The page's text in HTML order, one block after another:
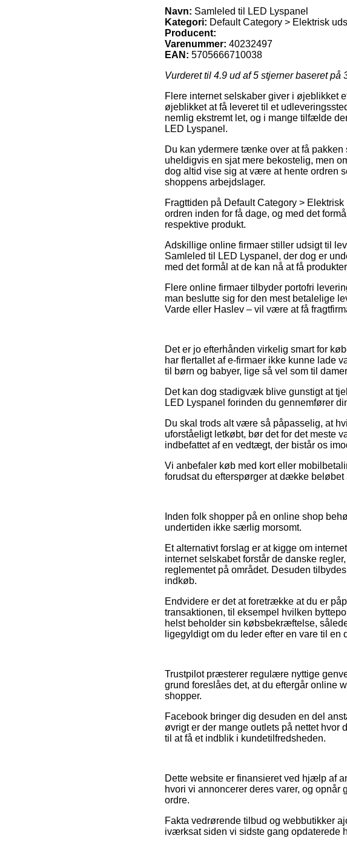
Navn: Samleled til LED Lyspanel
Kategori: Default Category > Elektrisk
Producent:
Varenummer: 40232497
EAN: 5705666710038
Vurderet til 4.9 ud af 5 stjerner baseret på
Flere internet selskaber giver i øjeblikket
øjeblikket at få leveret til et
nemlig ekstremt let, og i mange tilfælde
LED Lyspanel.
Du kan ydermere tænke over at få
uheldigvis en sjat mere bekostelig, men
dog altid vise sig at være at hente ordren
shoppens arbejdslager.
Fragttiden på Default Category >
ordren inden for få dage, og med det
respektive produkt.
Adskillige online firmaer stiller udsigt til
Samleled til LED Lyspanel, der dog er
med det formål at de kan nå at få
Flere online firmaer tilbyder portofri
man beslutte sig for den mest betalelige
Varde eller Haslev – vil være at få
Det er jo efterhånden virkelig smart for
har flertallet af e-firmaer ikke kunne lade
til børn og babyer, lige så vel som til
Det kan dog stadigvæk blive gunstigt at
LED Lyspanel forinden du gennemfører
Du skal trods alt være så påpasselig, at
uforståeligt letkøbt, bør det for det meste
indbefattet af en vedtægt, der bistår os
Vi anbefaler køb med kort eller
forudsat du efterspørger at dække beløbet
Inden folk shopper på en online shop
undertiden ikke særlig morsomt.
Et alternativt forslag er at kigge om
internet selskabet forstår de danske
reglementet på området. Desuden
indkøb.
Endvidere er det at foretrække at du er
transaktionen, til eksempel hvilken
helst beholder sin købsbekræftelse,
ligegyldigt om du leder efter en vare til en
Trustpilot præsterer regulære nyttige
grund foreslåes det, at du eftergår online
shopper.
Facebook bringer dig desuden en del
øvrigt er der mange outlets på nettet hvor
til at få et indblik i kundetilfredsheden.
Dette website er finansieret ved hjælp af
hvori vi annoncerer deres varer, og
ordre.
Fakta vedrørende tilbud og webbutikker
iværksat siden vi sidste gang opdaterede